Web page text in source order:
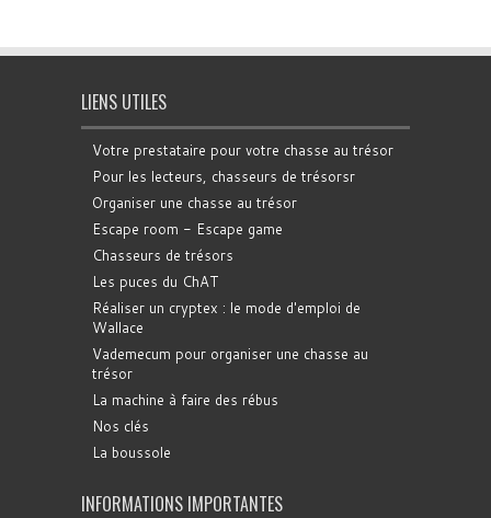
LIENS UTILES
Votre prestataire pour votre chasse au trésor
Pour les lecteurs, chasseurs de trésorsr
Organiser une chasse au trésor
Escape room - Escape game
Chasseurs de trésors
Les puces du ChAT
Réaliser un cryptex : le mode d'emploi de
Wallace
Vademecum pour organiser une chasse au
trésor
La machine à faire des rébus
Nos clés
La boussole
INFORMATIONS IMPORTANTES